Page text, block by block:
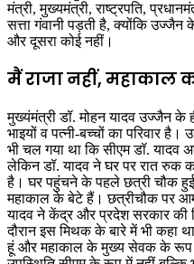
मंत्री, मुख्यमंत्री, राष्ट्रपति,
सत्ता गंवानी पड़ती है, क्योंकि उज्जैन
और दूसरा कोई नहीं।
मैं राजा नहीं, महाकाल
मुख्यंमंत्री डॉ. मोहन यादव उज्जैन के
भाइयों व पत्नी-बच्चों का परिवार
भी चल गया था कि सीएम डॉ. यादव
लेकिन डॉ. यादव ने घर पर रात रुक
है। घर पहुंचने के पहले छत्री चौक हुई
महाकाल के बेटे हैं। छत्रीचौक पर
यादव ने केंद्र और प्रदेश सरकार की
दौरान इस मिथक के बारे में भी कहा
हूं और महाकाल के मुख्य सेवक के रूप